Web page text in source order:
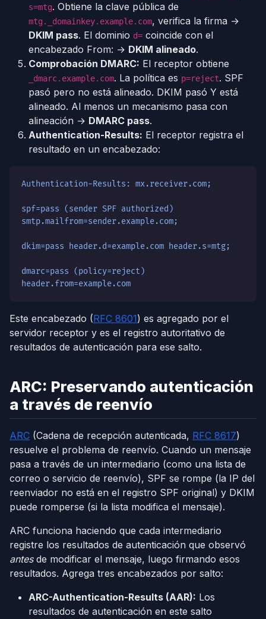
s=mtg. Obtiene la clave pública de
mtg._domainkey.example.com, verifica la firma →
DKIM pass. El dominio d= coincide con el
encabezado From: → DKIM alineado.
Comprobación DMARC: El receptor obtiene
_dmarc.example.com. La política es p=reject. SPF
pasó pero no está alineado. DKIM pasó Y está
alineado. Al menos un mecanismo pasa con
alineación → DMARC pass.
Authentication-Results: El receptor registra el
resultado en un encabezado:
Authentication-Results: mx.receiver.com;
spf=pass (sender SPF authorized)
smtp.mailfrom=sender.example.com;
dkim=pass header.d=example.com header.s=mtg;
dmarc=pass (policy=reject)
header.from=example.com
Este encabezado (RFC 8601) es agregado por el
servidor receptor y es el registro autoritativo de
resultados de autenticación para ese salto.
ARC: Preservando autenticación
a través de reenvío
ARC (Cadena de recepción autenticada, RFC 8617)
resuelve el problema de reenvío. Cuando un mensaje
pasa a través de un intermediario (como una lista de
correo o servicio de reenvío), SPF se rompe (la IP del
reenviador no está en el registro SPF original) y DKIM
puede romperse (si la lista modifica el mensaje).
ARC funciona haciendo que cada intermediario
registre los resultados de autenticación que observó
antesde modificar el mensaje, luego firmando esos
resultados. Agrega tres encabezados por salto:
ARC-Authentication-Results (AAR): Los
resultados de autenticación en este salto